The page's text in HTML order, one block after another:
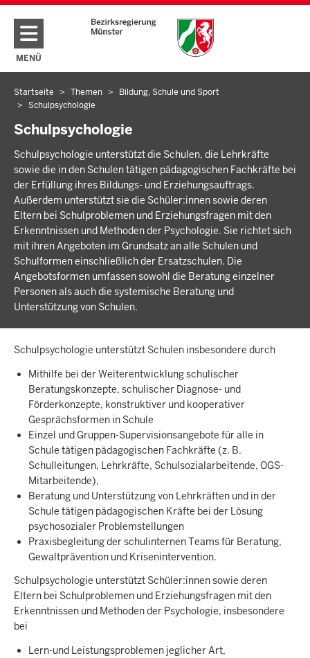
Direkt zum Inhalt
MENÜ
NAVIGATION AKTIVIEREN/DEAKTIVIEREN: HAUPTMENÜ
Sie
befinden
sich
Startseite Themen
Bildung, Schule und Sport
Schulpsychologie
Schulpsychologie
Schulpsychologie unterstützt die Schulen, die Lehrkräfte
sowie die in den Schulen tätigen pädagogischen Fachkräfte bei
der Erfüllung ihres Bildungs- und Erziehungsauftrags.
Außerdem unterstützt sie die Schüler:innen sowie deren
Eltern bei Schulproblemen und Erziehungsfragen mit den
Erkenntnissen und Methoden der Psychologie. Sie richtet sich
mit ihren Angeboten im Grundsatz an alle Schulen und
Schulformen einschließlich der Ersatzschulen. Die
Angebotsformen umfassen sowohl die Beratung einzelner
Personen als auch die systemische Beratung und
Unterstützung von Schulen.
Schulpsychologie unterstützt Schulen insbesondere durch
Mithilfe bei der Weiterentwicklung schulischer
Beratungskonzepte, schulischer Diagnose- und
Förderkonzepte, konstruktiver und kooperativer
Gesprächsformen in Schule
Einzel und Gruppen-Supervisionsangebote für alle in
Schule tätigen pädagogischen Fachkräfte (z. B.
Schulleitungen, Lehrkräfte, Schulsozialarbeitende, OGS-
Mitarbeitende),
Beratung und Unterstützung von Lehrkräften und in der
Schule tätigen pädagogischen Kräfte bei der Lösung
psychosozialer Problemstellungen
Praxisbegleitung der schulinternen Teams für Beratung,
Gewaltprävention und Krisenintervention.
Schulpsychologie unterstützt Schüler:innen sowie deren
Eltern bei Schulproblemen und Erziehungsfragen mit den
Erkenntnissen und Methoden der Psychologie, insbesondere
bei
Lern-und Leistungsproblemen jeglicher Art,